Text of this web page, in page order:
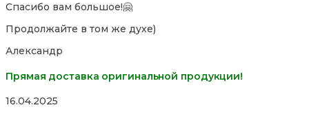
Спасибо вам большое!🤗
Продолжайте в том же духе)
Александр
Прямая доставка оригинальной продукции!
Rated
16.04.2025